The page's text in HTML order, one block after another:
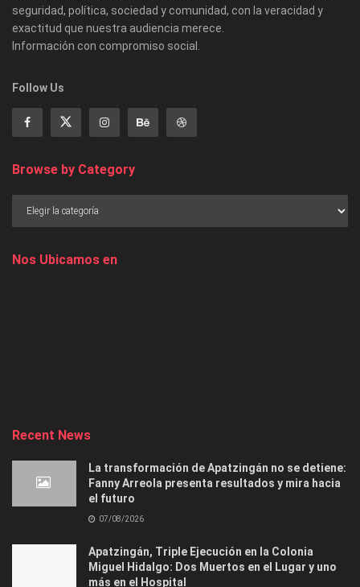
seguridad, política, sociedad y comunidad, con la veracidad y
exactitud que nuestra audiencia merece.
Información con compromiso social.
Follow Us
Browse by Category
Nos Ubicamos en
Recent News
La transformación de Apatzingán no se detiene:
Fanny Arreola presenta resultados y mira hacia
el futuro
07/08/2026
Apatzingán, Triple Ejecución en la Colonia
Miguel Hidalgo: Dos Muertos en el Lugar y uno
más en el Hospital